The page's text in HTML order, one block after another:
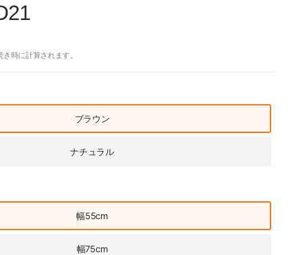
時に計算されます。
ブラウン
ナチュラル
幅55cm
幅75cm